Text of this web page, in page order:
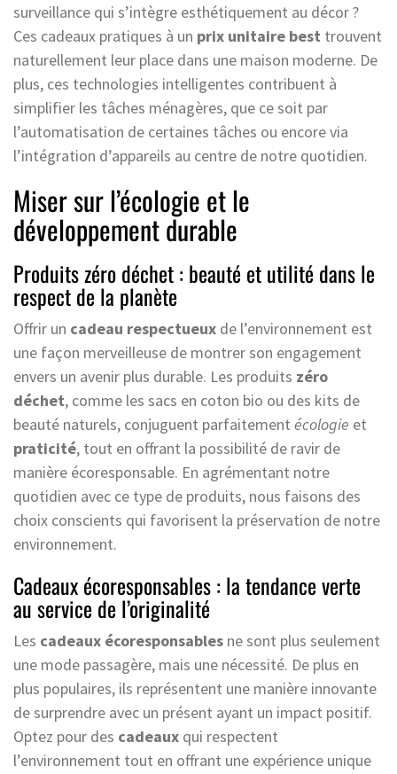
surveillance qui s’intègre esthétiquement au décor ?
Ces cadeaux pratiques à un prix unitaire best trouvent
naturellement leur place dans une maison moderne. De
plus, ces technologies intelligentes contribuent à
simplifier les tâches ménagères, que ce soit par
l’automatisation de certaines tâches ou encore via
l’intégration d’appareils au centre de notre quotidien.
Miser sur l’écologie et le
développement durable
Produits zéro déchet : beauté et utilité dans le
respect de la planète
Offrir un cadeau respectueux de l’environnement est
une façon merveilleuse de montrer son engagement
envers un avenir plus durable. Les produits zéro
déchet, comme les sacs en coton bio ou des kits de
beauté naturels, conjuguent parfaitement écologie et
praticité, tout en offrant la possibilité de ravir de
manière écoresponsable. En agrémentant notre
quotidien avec ce type de produits, nous faisons des
choix conscients qui favorisent la préservation de notre
environnement.
Cadeaux écoresponsables : la tendance verte
au service de l’originalité
Les cadeaux écoresponsables ne sont plus seulement
une mode passagère, mais une nécessité. De plus en
plus populaires, ils représentent une manière innovante
de surprendre avec un présent ayant un impact positif.
Optez pour des cadeaux qui respectent
l’environnement tout en offrant une expérience unique